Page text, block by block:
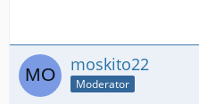
moskito22
Moderator